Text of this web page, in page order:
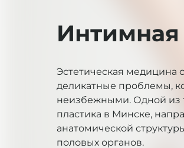
Интимная
Эстетическая медицина
деликатные проблемы,
неизбежными. Одной из
пластика в Минске,
анатомической
половых органов.